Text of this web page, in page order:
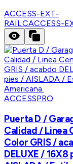
ACCESS-EXT-
RAILCACCESS-
ACCESSPRO
Puerta D /
Calidad / Linea
Color GRIS /
DELUXE / 16X8